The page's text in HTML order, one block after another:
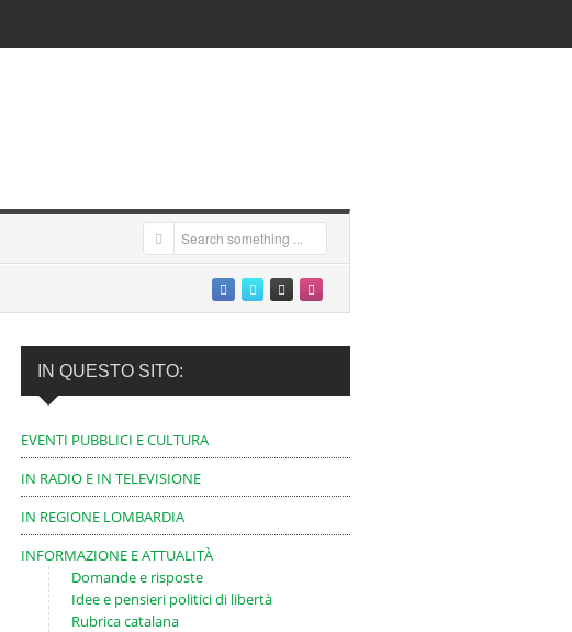
IN QUESTO SITO:
EVENTI PUBBLICI E CULTURA
IN RADIO E IN TELEVISIONE
IN REGIONE LOMBARDIA
INFORMAZIONE E ATTUALITÀ
Domande e risposte
Idee e pensieri politici di libertà
Rubrica catalana